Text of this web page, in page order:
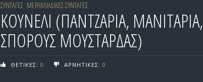
ΣΥΝΤΑΓΕΣ ΜΕΡΑΚΛΗΔΙΚΕΣ ΣΥΝΤΑΓΕΣ
ΚΟΥΝΕΛΙ (ΠΑΝΤΖΑΡΙΑ, ΜΑΝΙΤΑΡΙΑ,
ΣΠΟΡΟΥΣ ΜΟΥΣΤΑΡΔΑΣ)
ΘΕΤΙΚΕΣ: 0 ΑΡΝΗΤΙΚΕΣ: 0